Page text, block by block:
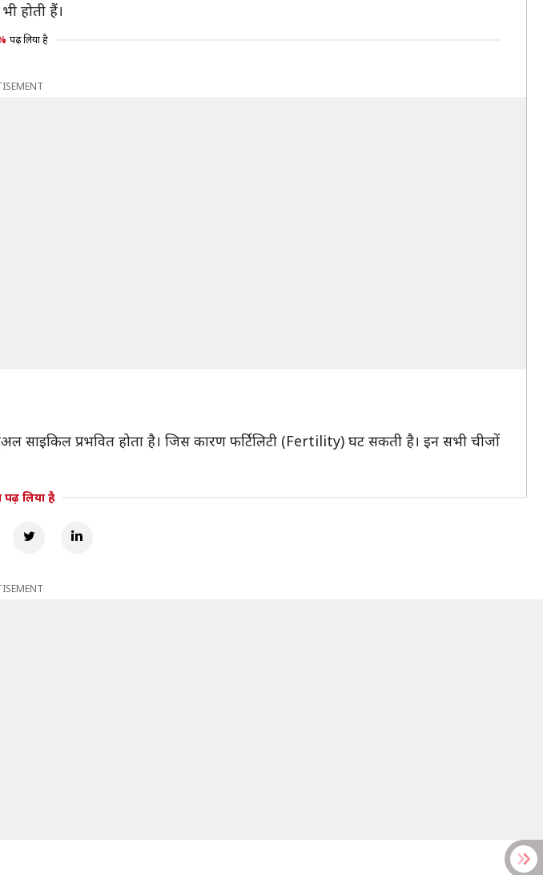
होती हैं।
पढ़ लिया है
साइकिल प्रभवित होता है। जिस कारण फर्टिलिटी (Fertility) घट सकती है। इन सभी चीजों
लिया है